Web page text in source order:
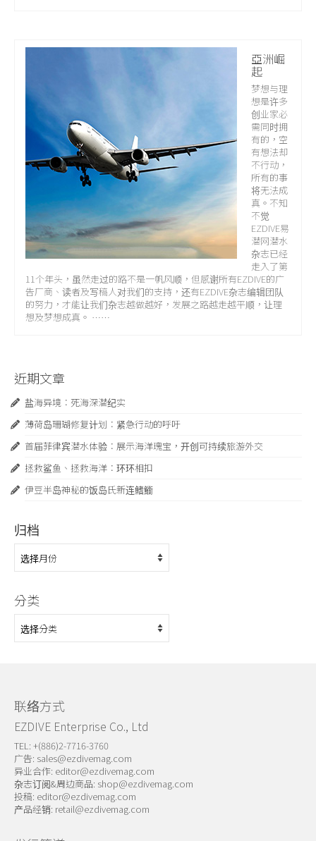
亞洲崛
起
梦想与理
想是许多
创业家必
需同时拥
有的，空
有想法却
不行动，
所有的事
将无法成
真。不知
不觉
EZDIVE易
潜网潜水
杂志已经
走入了第
11个年头，虽然走过的路不是一帆风顺，但感谢所有EZDIVE的广
告厂商、读者及写稿人对我们的支持，还有EZDIVE杂志编辑团队
的努力，才能让我们杂志越做越好，发展之路越走越平顺，让理
想及梦想成真。 ……
近期文章
盐海异境：死海深潜纪实
薄荷岛珊瑚修复计划：紧急行动的呼吁
首届菲律宾潜水体验：展示海洋瑰宝，开创可持续旅游外交
拯救鲨鱼、拯救海洋：环环相扣
伊豆半岛神秘的饭岛氏新连鳍䲗
归档
档
分类
类
联络方式
EZDIVE Enterprise Co., Ltd
TEL: +(886)2-7716-3760
广告: sales@ezdivemag.com
异业合作: editor@ezdivemag.com
杂志订阅&周边商品: shop@ezdivemag.com
投稿: editor@ezdivemag.com
产品经销: retail@ezdivemag.com